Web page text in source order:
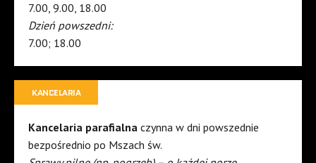
7.00, 9.00, 18.00
Dzień powszedni:
7.00; 18.00
KANCELARIA
Kancelaria parafialna czynna w dni powszednie
bezpośrednio po Mszach św.